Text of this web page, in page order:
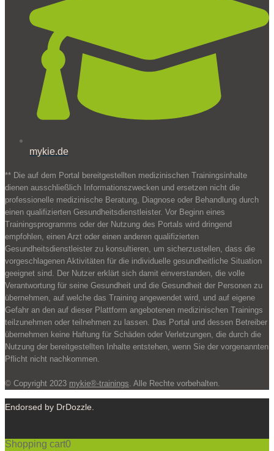
mykie.de
** Die auf dem Portal bereitgestellten medizinischen Trainingsinhalte
dienen ausschließlich Informationszwecken und ersetzen nicht die
professionelle medizinische Beratung, Diagnose oder Behandlung durch
einen qualifizierten Gesundheitsdienstleister. Vor Beginn eines
Trainingsprogramms oder der Nutzung des Portals wird dringend
empfohlen, einen Arzt oder einen anderen qualifizierten
Gesundheitsdienstleister zu konsultieren, um sicherzustellen, dass die
vorgeschlagenen Aktivitäten für die individuelle gesundheitliche Situation
geeignet sind. Der Nutzer erklärt sich damit einverstanden, die volle
Verantwortung für seine Gesundheit und die Gesundheit der Personen zu
übernehmen, auf welche das Training angewendet wird, und auf eigene
Gefahr an den auf dieser Plattform angebotenen medizinischen Trainings
teilzunehmen oder teilnehmen zu lassen. Das Portal und dessen Betreiber
übernehmen keine Haftung für Schäden oder Verletzungen, die durch die
Nutzung der bereitgestellten Inhalte entstehen, wenn Sie der vorgenannten
Pflicht nicht nachkommen.
© Copyright 2023 mykie®-trainings . Alle Rechte vorbehalten.
Endorsed by DrDozzle.
Shopping cart0